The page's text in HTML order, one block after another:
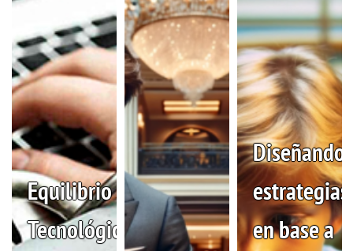
Equilibrio
Tecnológico
Diseñando
estrategias
en base a